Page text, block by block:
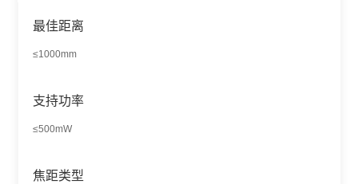
最佳距离
≤1000mm
支持功率
≤500mW
焦距类型